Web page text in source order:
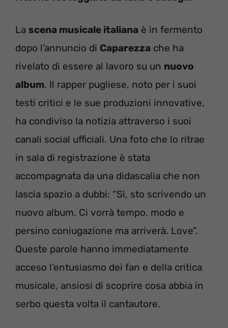
La scena musicale italiana è in fermento
dopo l’annuncio di Caparezza che ha
rivelato di essere al lavoro su un nuovo
album. Il rapper pugliese, noto per i suoi
testi critici e le sue produzioni innovative,
ha condiviso la notizia attraverso i suoi
canali social ufficiali. Una foto che lo ritrae
in sala di registrazione è stata
accompagnata da una didascalia che non
lascia spazio a dubbi: “Sì, sto scrivendo un
nuovo album. Ci vorrà tempo, modo e
persino coniugazione ma arriverà. Love”.
Queste parole hanno immediatamente
acceso l’entusiasmo dei fan e della critica
musicale, ansiosi di scoprire cosa abbia in
serbo questa volta il cantautore.